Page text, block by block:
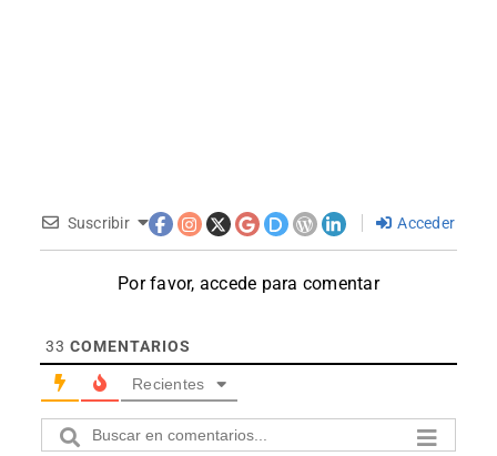
Suscribir Acceder
Por favor, accede para comentar
33 COMENTARIOS
Recientes